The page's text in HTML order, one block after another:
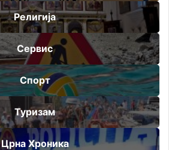
Религија
Сервис
Спорт
Туризам
Црна Хроника